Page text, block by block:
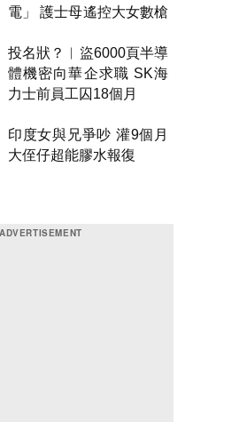
電」 護士母遙控大女數槍
投名狀？︱盜6000頁半導
體機密向華企求職 SK海
力士前員工囚18個月
印度女與兄爭吵 灌9個月
大侄仔超能膠水報復